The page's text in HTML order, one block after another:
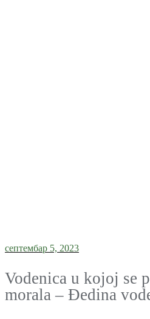
септембар 5, 2023
Vodenica u kojoj se
morala – Đedina